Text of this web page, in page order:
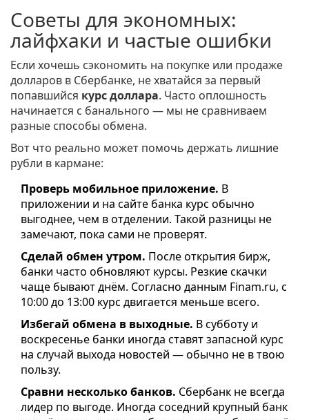
Советы для экономных:
лайфхаки и частые ошибки
Если хочешь сэкономить на покупке или продаже
долларов в Сбербанке, не хватайся за первый
попавшийся курс доллара. Часто оплошность
начинается с банального — мы не сравниваем
разные способы обмена.
Вот что реально может помочь держать лишние
рубли в кармане:
Проверь мобильное приложение. В
приложении и на сайте банка курс обычно
выгоднее, чем в отделении. Такой разницы не
замечают, пока сами не проверят.
Сделай обмен утром. После открытия бирж,
банки часто обновляют курсы. Резкие скачки
чаще бывают днём. Согласно данным Finam.ru, с
10:00 до 13:00 курс двигается меньше всего.
Избегай обмена в выходные. В субботу и
воскресенье банки иногда ставят запасной курс
на случай выхода новостей — обычно не в твою
пользу.
Сравни несколько банков. Сбербанк не всегда
лидер по выгоде. Иногда соседний крупный банк